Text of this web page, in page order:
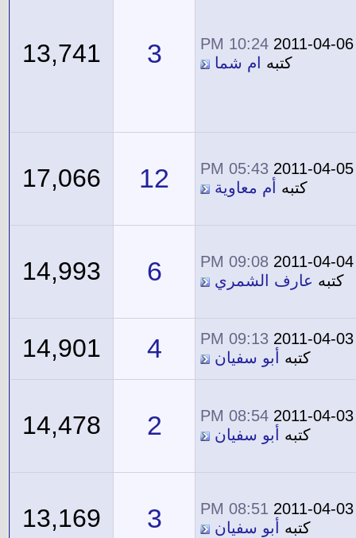
2011-04-06
10:24 PM
كتبه
ام شما 3
13,741
2011-04-05
05:43 PM
كتبه
أم معاوية 12
17,066
2011-04-04
09:08 PM
كتبه عارف الشمري 6
14,993
2011-04-03
09:13 PM
كتبه
أبو سفيان 4
14,901
2011-04-03
08:54 PM
كتبه
أبو سفيان 2
14,478
2011-04-03
08:51 PM
كتبه
أبو سفيان 3
13,169